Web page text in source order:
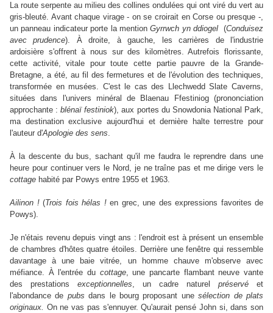
La route serpente au milieu des collines ondulées qui ont viré du vert au
gris-bleuté. Avant chaque virage - on se croirait en Corse ou presque -,
un panneau indicateur porte la mentionGyrrwch yn ddiogel (Conduisez
avec prudence). À droite, à gauche, les carrières de l'industrie
ardoisière s'offrent à nous sur des kilomètres. Autrefois florissante,
cette activité, vitale pour toute cette partie pauvre de la Grande-
Bretagne, a été, au fil des fermetures et de l'évolution des techniques,
transformée en musées. C'est le cas des Llechwedd Slate Caverns,
situées dans l'univers minéral de Blaenau Ffestiniog (prononciation
approchante :blénaï festiniok), aux portes du Snowdonia National Park,
ma destination exclusive aujourd'hui et dernière halte terrestre pour
l'auteur d'Apologie des sens.
À la descente du bus, sachant qu'il me faudra le reprendre dans une
heure pour continuer vers le Nord, je ne traîne pas et me dirige vers le
cottage habité par Powys entre 1955 et 1963.
Ailinon !(Trois fois hélas !en grec, une des expressions favorites de
Powys).
Je n'étais revenu depuis vingt ans : l'endroit est à présent un ensemble
de chambres d'hôtes quatre étoiles. Derrière une fenêtre qui ressemble
davantage à une baie vitrée, un homme chauve m'observe avec
méfiance. À l'entrée du cottage, une pancarte flambant neuve vante
des prestations exceptionnelles, un cadre naturel préservé et
l'abondance de pubs dans le bourg proposant unesélection de plats
originaux. On ne vas pas s'ennuyer. Qu'aurait pensé John si, dans son